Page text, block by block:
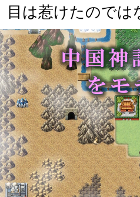
目は惹けたのでは